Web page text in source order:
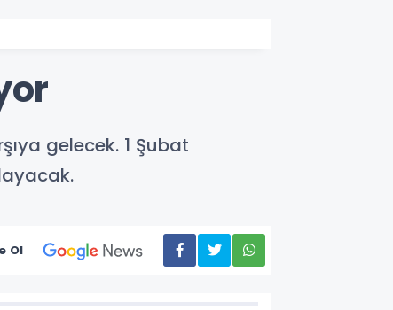
gelecek. 1 Şubat
Ol